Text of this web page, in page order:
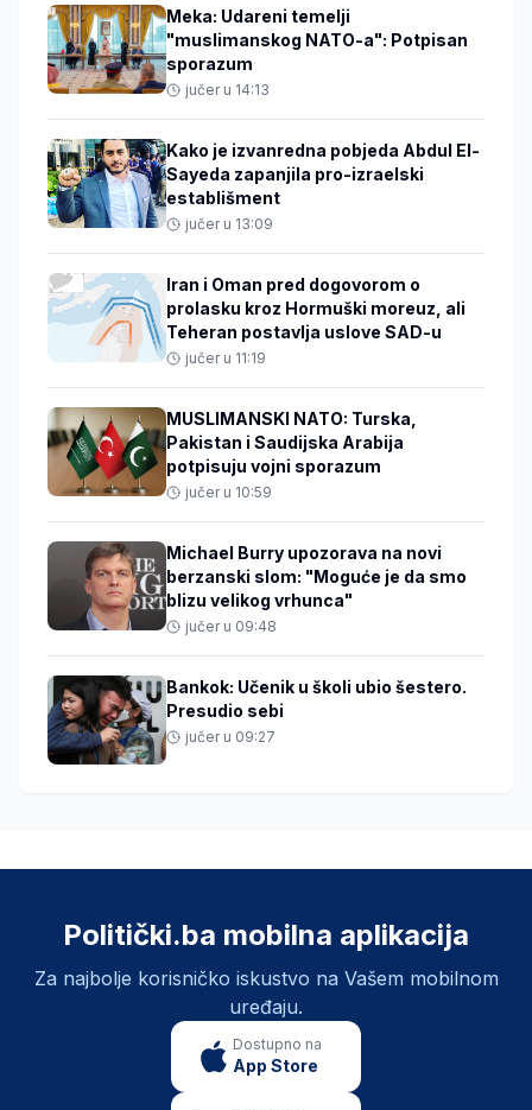
Meka: Udareni temelji
"muslimanskog NATO-a": Potpisan
sporazum
jučer u 14:13
Kako je izvanredna pobjeda Abdul El-
Sayeda zapanjila pro-izraelski
establišment
jučer u 13:09
Iran i Oman pred dogovorom o
prolasku kroz Hormuški moreuz, ali
Teheran postavlja uslove SAD-u
jučer u 11:19
MUSLIMANSKI NATO: Turska,
Pakistan i Saudijska Arabija
potpisuju vojni sporazum
jučer u 10:59
Michael Burry upozorava na novi
berzanski slom: "Moguće je da smo
blizu velikog vrhunca"
jučer u 09:48
Bankok: Učenik u školi ubio šestero.
Presudio sebi
jučer u 09:27
Politički.ba mobilna aplikacija
Za najbolje korisničko iskustvo na Vašem mobilnom
uređaju.
Dostupno na
App Store